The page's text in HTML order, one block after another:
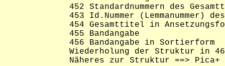
452 Standardnummern des
453 Id.Nummer (Lemmanummer)
454 Gesamttitel in
             455 Bandangabe
             456 Bandangabe in Sortierform
Wiederholung der Struktur in
Näheres zur Struktur ==> Pica+